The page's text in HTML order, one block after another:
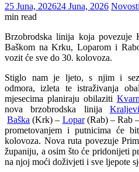
25 Juna, 202624 Juna, 2026
min read
Brzobrodska linija koja
Baškom na Krku, Loparom i
vozit će sve do 30. kolovoza.
Stiglo nam je ljeto, s njim i
odmora, izleta te istraživanja
mjesecima planiraju obilaziti
nova brzobrodska linija
Baška (Krk) – Lopar(Rab) – Rab
prometovanjem i putnicima će
kolovoza. Nova ruta povezuje
županiju, a osim što će pridonijeti
na njoj moći doživjeti i sve ljepote